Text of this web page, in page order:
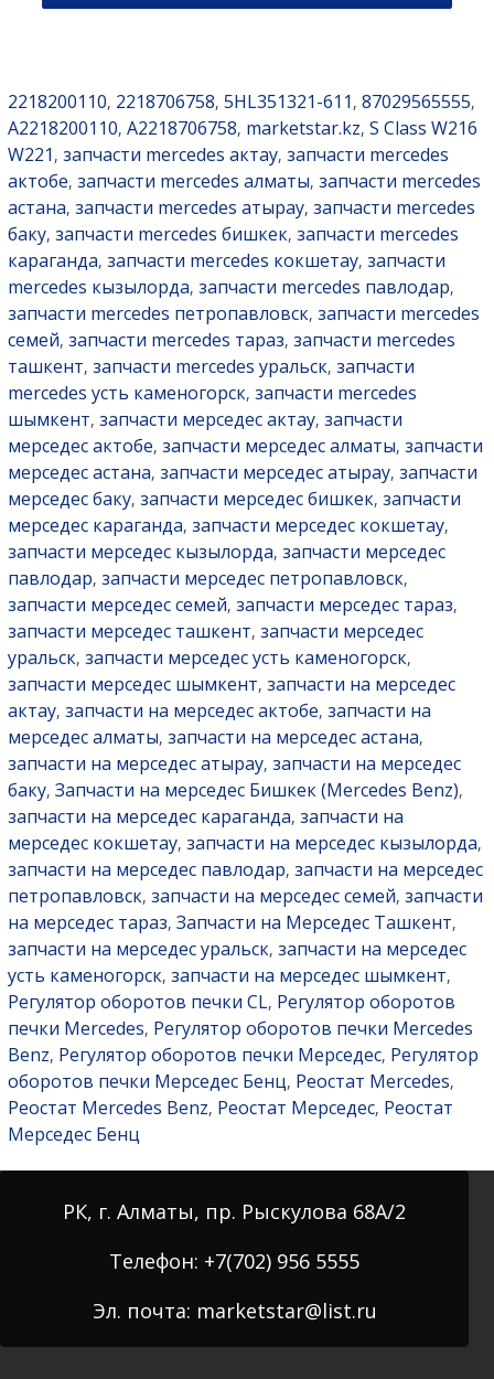
2218200110, 2218706758, 5HL351321-611 , 87029565555,
A2218200110, A2218706758, marketstar.kz, S Class W216
W221 , запчасти mercedes актау, запчасти mercedes
актобе, запчасти mercedes алматы, запчасти mercedes
астана, запчасти mercedes атырау, запчасти mercedes
баку, запчасти mercedes бишкек, запчасти mercedes
караганда, запчасти mercedes кокшетау, запчасти
mercedes кызылорда, запчасти mercedes павлодар,
запчасти mercedes петропавловск, запчасти mercedes
семей, запчасти mercedes тараз, запчасти mercedes
ташкент, запчасти mercedes уральск, запчасти
mercedes усть каменогорск, запчасти mercedes
шымкент, запчасти мерседес актау, запчасти
мерседес актобе, запчасти мерседес алматы, запчасти
мерседес астана, запчасти мерседес атырау, запчасти
мерседес баку, запчасти мерседес бишкек, запчасти
мерседес караганда, запчасти мерседес кокшетау,
запчасти мерседес кызылорда, запчасти мерседес
павлодар, запчасти мерседес петропавловск,
запчасти мерседес семей, запчасти мерседес тараз,
запчасти мерседес ташкент, запчасти мерседес
уральск, запчасти мерседес усть каменогорск,
запчасти мерседес шымкент, запчасти на мерседес
актау, запчасти на мерседес актобе, запчасти на
мерседес алматы, запчасти на мерседес астана,
запчасти на мерседес атырау, запчасти на мерседес
баку, Запчасти на мерседес Бишкек (Mercedes Benz),
запчасти на мерседес караганда, запчасти на
мерседес кокшетау, запчасти на мерседес кызылорда,
запчасти на мерседес павлодар, запчасти на мерседес
петропавловск, запчасти на мерседес семей, запчасти
на мерседес тараз, Запчасти на Мерседес Ташкент,
запчасти на мерседес уральск, запчасти на мерседес
усть каменогорск, запчасти на мерседес шымкент,
Регулятор оборотов печки CL, Регулятор оборотов
печки Mercedes, Регулятор оборотов печки Mercedes
Benz, Регулятор оборотов печки Мерседес, Регулятор
оборотов печки Мерседес Бенц, Реостат Mercedes,
Реостат Mercedes Benz, Реостат Мерседес, Реостат
Мерседес Бенц
РК, г. Алматы, пр. Рыскулова 68А/2
Телефон: +7(702) 956 5555
Эл. почта: marketstar@list.ru